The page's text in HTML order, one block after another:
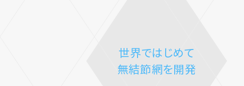
世界ではじめて
無結節網を開発